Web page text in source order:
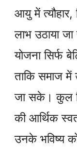
आयु में त्यौहार,
लाभ उठाया
योजना सिर्फ
ताकि समाज में
जा सके। कुल
की आर्थिक
उनके भविष्य